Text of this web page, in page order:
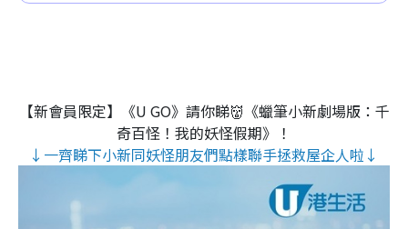
【新會員限定】《U GO》請你睇👹《蠟筆小新劇場版：千
奇百怪！我的妖怪假期》！
↓一齊睇下小新同妖怪朋友們點樣聯手拯救屋企人啦↓